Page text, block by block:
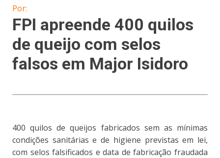
Por:
FPI apreende 400 quilos
de queijo com selos
falsos em Major Isidoro
400 quilos de queijos fabricados sem as mínimas
condições sanitárias e de higiene previstas em lei,
com selos falsificados e data de fabricação fraudada